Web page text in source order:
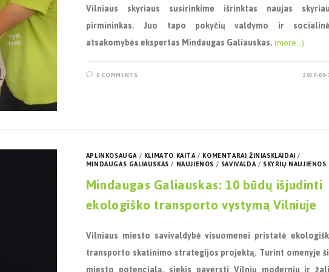
Vilniaus skyriaus susirinkime išrinktas naujas
pirmininkas. Juo tapo pokyčių valdymo ir
atsakomybės ekspertas Mindaugas Galiauskas.(more…)
0 COMMENTS 2017-08-
APLINKOSAUGA/ KLIMATO KAITA/ KOMENTARAI ŽINIASKLAIDAI/
MINDAUGAS GALIAUSKAS/ NAUJIENOS/ SAVIVALDA/ SKYRIŲ NAUJIENOS
Mindaugas Galiauskas: 10 būdų išjudinti
ekologiško transporto vystymą Vilniuje
Vilniaus miesto savivaldybė visuomenei pristatė
transporto skatinimo strategijos projektą. Turint omenyje